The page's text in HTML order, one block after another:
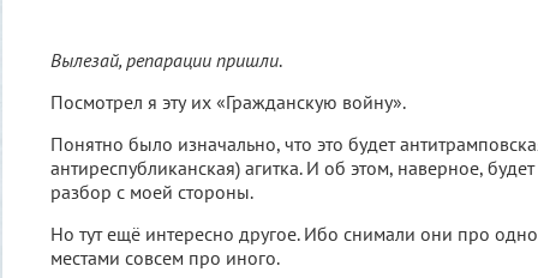
Вылезай, репарации пришли.
Посмотрел я эту их «Гражданскую войну».
Понятно было изначально, что это будет
антиреспубликанская) агитка. И об этом, наверное,
разбор с моей стороны.
Но тут ещё интересно другое. Ибо снимали они про
местами совсем про иного.